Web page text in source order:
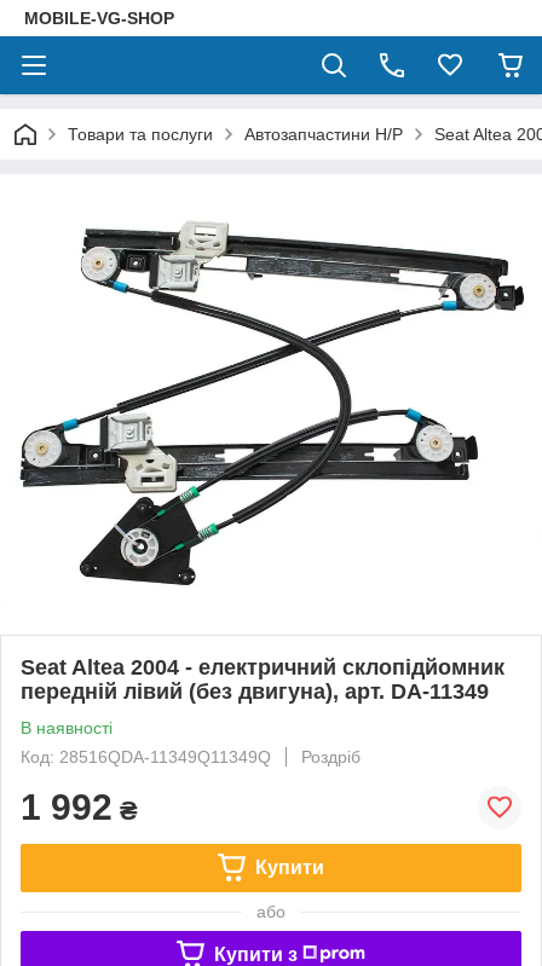
MOBILE-VG-SHOP
Товари та послуги Автозапчастини Н/Р Seat Altea
Seat Altea 2004 - електричний склопідйомник
передній лівий (без двигуна), арт. DA-11349
В наявності
Код: 28516QDA-11349Q11349Q
Роздріб
1 992 ₴
Купити
або
Купити з